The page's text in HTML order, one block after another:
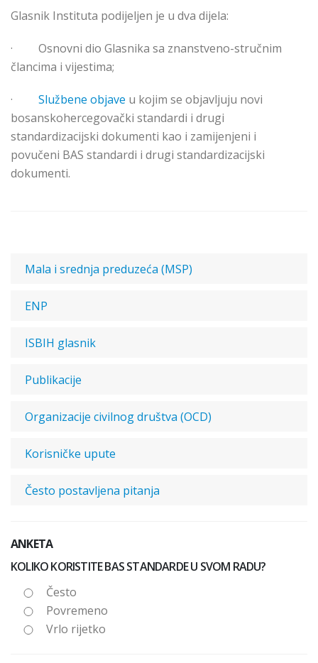
Glasnik Instituta podijeljen je u dva dijela:
· Osnovni dio Glasnika sa znanstveno-stručnim
člancima i vijestima;
· Službene objave u kojim se objavljuju novi
bosanskohercegovački standardi i drugi
standardizacijski dokumenti kao i zamijenjeni i
povučeni BAS standardi i drugi standardizacijski
dokumenti.
Mala i srednja preduzeća (MSP)
ENP
ISBIH glasnik
Publikacije
Organizacije civilnog društva (OCD)
Korisničke upute
Često postavljena pitanja
ANKETA
KOLIKO KORISTITE BAS STANDARDE U SVOM RADU?
Često
Povremeno
Vrlo rijetko